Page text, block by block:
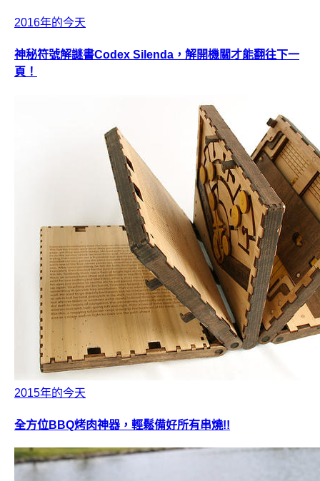
2016年的今天
神秘符號解謎書Codex Silenda，解開機關才能翻往下一
頁！
2015年的今天
全方位BBQ烤肉神器，輕鬆備好所有串燒!!